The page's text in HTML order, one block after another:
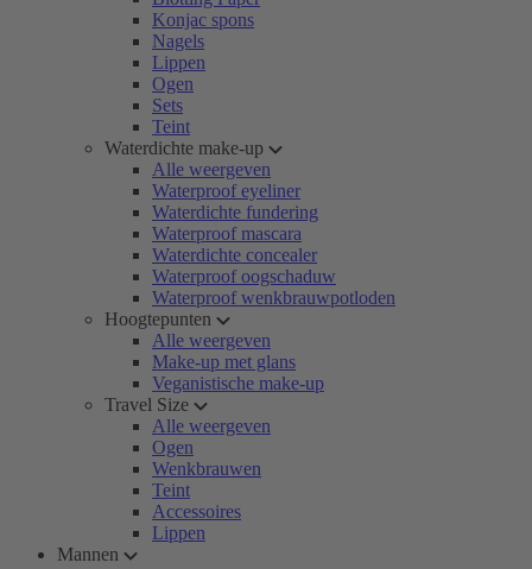
Konjac spons
Nagels
Lippen
Ogen
Sets
Teint
Waterdichte make-up
Alle weergeven
Waterproof eyeliner
Waterdichte fundering
Waterproof mascara
Waterdichte concealer
Waterproof oogschaduw
Waterproof wenkbrauwpotloden
Hoogtepunten
Alle weergeven
Make-up met glans
Veganistische make-up
Travel Size
Alle weergeven
Ogen
Wenkbrauwen
Teint
Accessoires
Lippen
Mannen